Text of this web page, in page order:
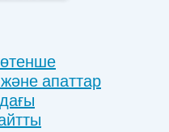
апаттар